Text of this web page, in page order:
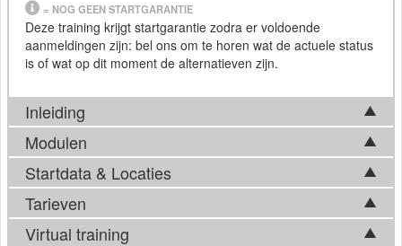
= NOG GEEN STARTGARANTIE
Deze training krijgt startgarantie zodra er voldoende
aanmeldingen zijn: bel ons om te horen wat de actuele status
is of wat op dit moment de alternatieven zijn.
Inleiding
De meeste bedrijven gebruiken tegenwoordig grote
hoeveelheden aan data. Zij hebben dat verkregen uit
bijvoorbeeld website bezoek, interactie met klanten of andere
kanalen. De data worden gebruikt om bijvoorbeeld de
marketing te verfijnen of de klant een passender aanbod te
kunnen doen.
Modulen
Tijdens de TrainingBig Data
onderstaande onderwerpen aan bod. Afhankelijk van
ontwikkelingen op het vakgebied, kan de feitelijke
trainingsinhoud hier echter van afwijken. Bel ons gerust voor
Startdata & Locaties
Kies uit 5 locatie(s) in België. Ook beschikbaar in
Apeldoorn.
Tarieven
Virtual training